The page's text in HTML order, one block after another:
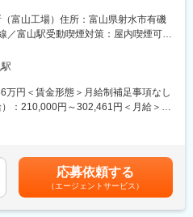
適解を一緒に考えるため、販売職や
案力》が活かせます◎
2名、40代2名、30代3名）、女性2名
識・提案方法を習得。
することも可能です。
ら転職した社員も活躍中！じっくり
行う当社にて、医薬品の製剤製造ス
剤を中心にご担当いただきます。
搬・洗浄作業などの製造支援業務
富山工場）住所：富山県射水市有磯
／富山駅受動喫煙対策：屋内喫煙可能
定める事業所
万円＜賃金形態＞月給制補足事項なし
：210,000円～302,461円＜月給＞
る可能性があります。月給(月額)は固定
応募依頼する
（エージェントサービス）